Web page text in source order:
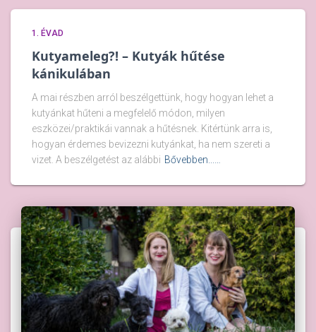
1. ÉVAD
Kutyameleg?! – Kutyák hűtése
kánikulában
A mai részben arról beszélgettünk, hogy hogyan lehet a
kutyánkat hűteni a megfelelő módon, milyen
eszközei/praktikái vannak a hűtésnek. Kitértünk arra is,
hogyan érdemes bevizezni kutyánkat, ha nem szereti a
vizet. A beszélgetést az alábbi Bővebben...…